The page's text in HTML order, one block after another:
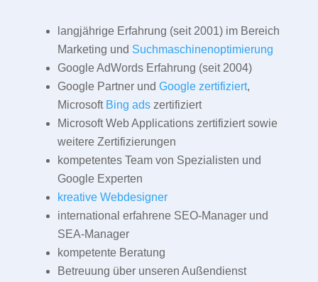
langjährige Erfahrung (seit 2001) im Bereich
Marketing und Suchmaschinenoptimierung
Google AdWords Erfahrung (seit 2004)
Google Partner und Google zertifiziert,
Microsoft Bing adszertifiziert
Microsoft Web Applications zertifiziert sowie
weitere Zertifizierungen
kompetentes Team von Spezialisten und
Google Experten
kreative Webdesigner
international erfahrene SEO-Manager und
SEA-Manager
kompetente Beratung
Betreuung über unseren Außendienst